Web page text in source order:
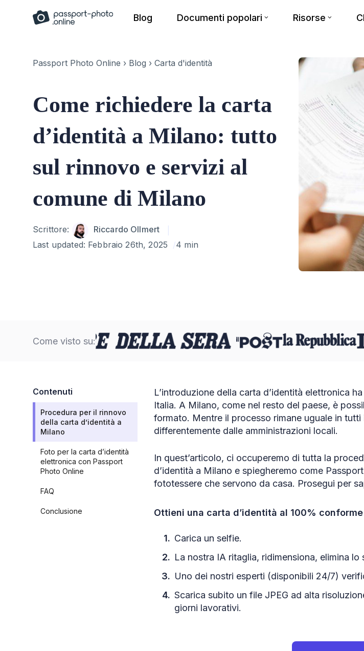
Blog Documenti popolari Risorse
Passport Photo Online › Blog › Carta d'identità
Come richiedere la carta
d’identità a Milano: tutto
sul rinnovo e servizi al
comune di Milano
Author
Scrittore:
Riccardo Ollmert
Last updated: Febbraio 26th, 2025 4 min
Come visto su:
Contenuti
Procedura per il rinnovo
della carta d’identità a
Milano
Foto per la carta d’identità
elettronica con Passport
Photo Online
FAQ
Conclusione
L’introduzione della carta d’identità elettronica
Italia. A Milano, come nel resto del paese, è
formato. Mentre il processo rimane uguale in
differentemente dalle amministrazioni locali.
In quest’articolo, ci occuperemo di tutta la
d’identità a Milano e spiegheremo come
fototessere che servono da casa. Prosegui per
Ottieni una carta d’identità al 100%
Carica un selfie.
La nostra IA ritaglia, ridimensiona, elimina lo
Uno dei nostri esperti (disponibili 24/7)
Scarica subito un file JPEG ad alta
giorni lavorativi.